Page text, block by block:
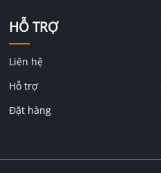
HỖ TRỢ
Liên hệ
Hỗ trợ
Đặt hàng